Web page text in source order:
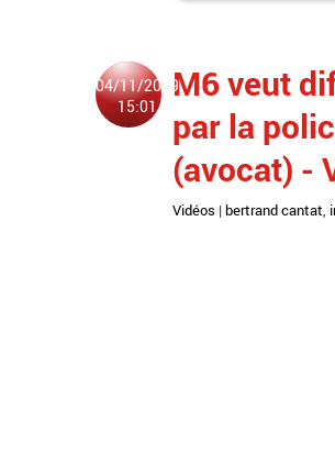
04/11/2019
15:01
M6 veut
par la
(avocat) -
Vidéos | bertrand cantat,